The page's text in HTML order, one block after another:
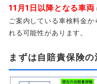
11月1日以降となる車両
ご案内している車検料金
れる可能性があります。
まずは自賠責保険